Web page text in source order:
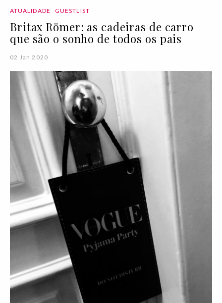
ATUALIDADE GUESTLIST
Britax Römer: as cadeiras de carro
que são o sonho de todos os pais
02 Jan 2020